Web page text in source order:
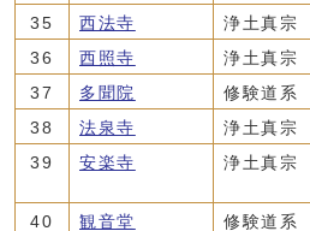
35 西法寺 浄土真宗
36
西照寺 浄土真宗
37
多聞院 修験道系
38
法泉寺 浄土真宗
39
安楽寺 浄土真宗
40
観音堂 修験道系